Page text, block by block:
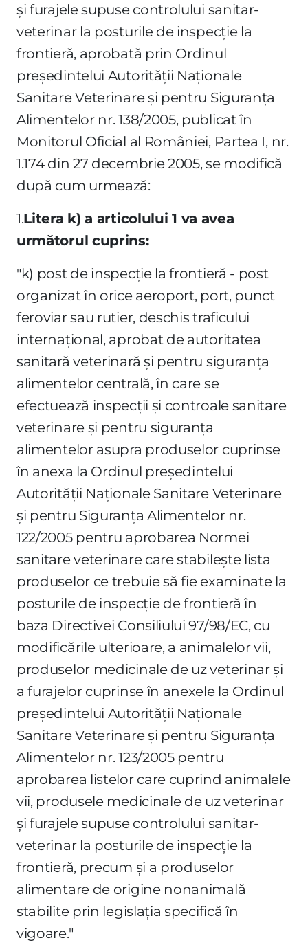
şi furajele supuse controlului sanitar-
veterinar la posturile de inspecţie la
frontieră, aprobată prin Ordinul
preşedintelui Autorităţii Naţionale
Sanitare Veterinare şi pentru Siguranţa
Alimentelor nr. 138/2005, publicat în
Monitorul Oficial al României, Partea I, nr.
1.174 din 27 decembrie 2005, se modifică
după cum urmează:
1.Litera k) a articolului 1 va avea
următorul cuprins:
"k) post de inspecţie la frontieră - post
organizat în orice aeroport, port, punct
feroviar sau rutier, deschis traficului
internaţional, aprobat de autoritatea
sanitară veterinară şi pentru siguranţa
alimentelor centrală, în care se
efectuează inspecţii şi controale sanitare
veterinare şi pentru siguranţa
alimentelor asupra produselor cuprinse
în anexa la Ordinul preşedintelui
Autorităţii Naţionale Sanitare Veterinare
şi pentru Siguranţa Alimentelor nr.
122/2005 pentru aprobarea Normei
sanitare veterinare care stabileşte lista
produselor ce trebuie să fie examinate la
posturile de inspecţie de frontieră în
baza Directivei Consiliului 97/98/EC, cu
modificările ulterioare, a animalelor vii,
produselor medicinale de uz veterinar şi
a furajelor cuprinse în anexele la Ordinul
preşedintelui Autorităţii Naţionale
Sanitare Veterinare şi pentru Siguranţa
Alimentelor nr. 123/2005 pentru
aprobarea listelor care cuprind animalele
vii, produsele medicinale de uz veterinar
şi furajele supuse controlului sanitar-
veterinar la posturile de inspecţie la
frontieră, precum şi a produselor
alimentare de origine nonanimală
stabilite prin legislaţia specifică în
vigoare."